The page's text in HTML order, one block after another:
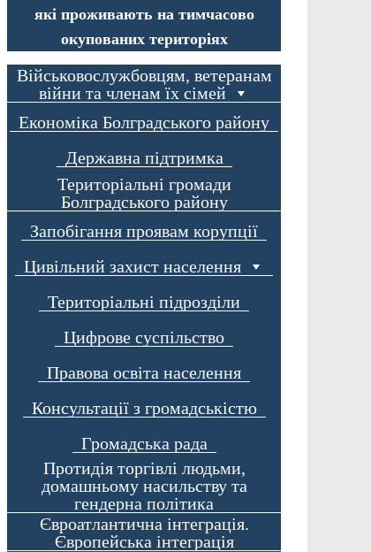
які проживають на тимчасово
окупованих територіях
Військовослужбовцям, ветеранам
війни та членам їх сімей
Економіка Болградського району
Державна підтримка
Територіальні громади
Болградського району
Запобігання проявам корупції
Цивільний захист населення
Територіальні підрозділи
Цифрове суспільство
Правова освіта населення
Консультації з громадськістю
Громадська рада
Протидія торгівлі людьми,
домашньому насильству та
гендерна політика
Євроатлантична інтеграція.
Європейська інтеграція